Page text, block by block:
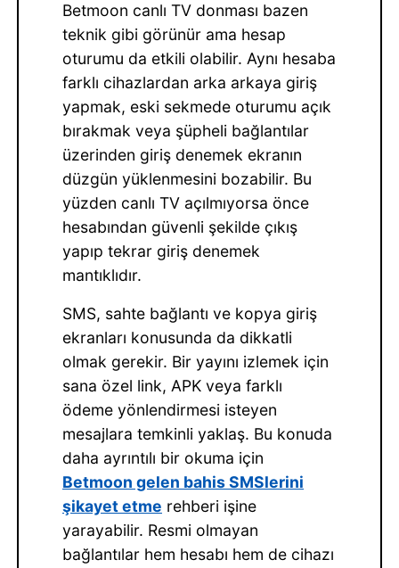
Betmoon canlı TV donması bazen
teknik gibi görünür ama hesap
oturumu da etkili olabilir. Aynı hesaba
farklı cihazlardan arka arkaya giriş
yapmak, eski sekmede oturumu açık
bırakmak veya şüpheli bağlantılar
üzerinden giriş denemek ekranın
düzgün yüklenmesini bozabilir. Bu
yüzden canlı TV açılmıyorsa önce
hesabından güvenli şekilde çıkış
yapıp tekrar giriş denemek
mantıklıdır.
SMS, sahte bağlantı ve kopya giriş
ekranları konusunda da dikkatli
olmak gerekir. Bir yayını izlemek için
sana özel link, APK veya farklı
ödeme yönlendirmesi isteyen
mesajlara temkinli yaklaş. Bu konuda
daha ayrıntılı bir okuma için
Betmoon gelen bahis SMSlerini
şikayet etme rehberi işine
yarayabilir. Resmi olmayan
bağlantılar hem hesabı hem de cihazı